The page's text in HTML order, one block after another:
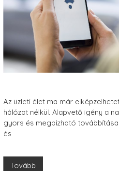
Az üzleti élet ma már
hálózat nélkül. Alapvető igény a
gyors és megbízható
és
Tovább